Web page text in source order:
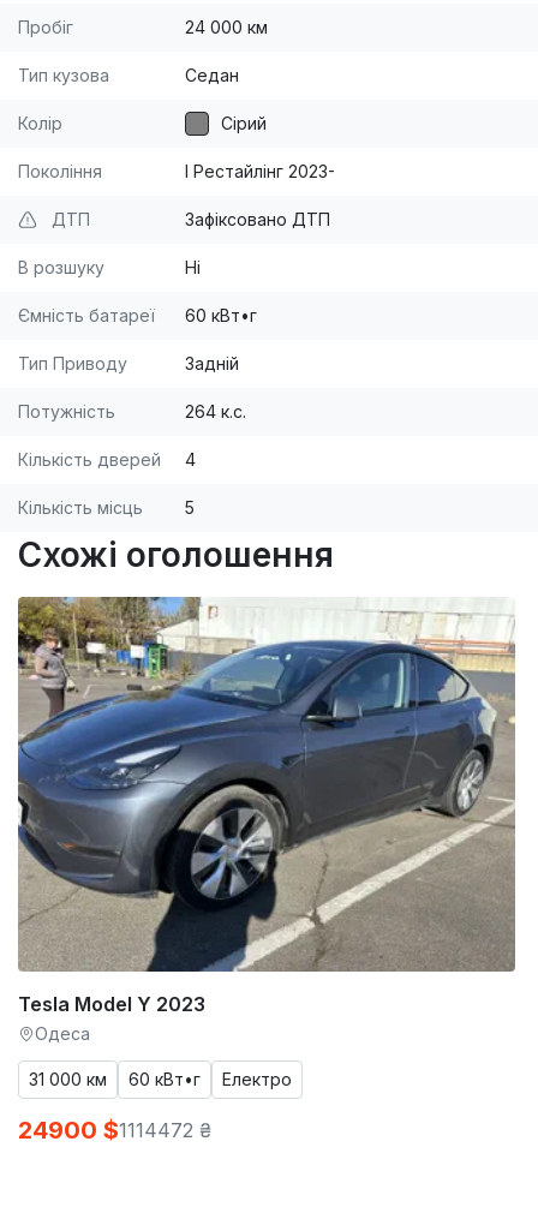
Пробіг 24 000 км
Тип кузова Седан
Колір Сірий
Покоління I Рестайлінг 2023-
ДТП Зафіксовано ДТП
В розшуку Ні
Ємність батареї 60 кВт•г
Тип Приводу Задній
Потужність 264 к.с.
Кількість дверей 4
Кількість місць 5
Схожі оголошення
Tesla Model Y 2023
Одеса
31 000 км 60 кВт•г Електро
24900 $1114472 ₴